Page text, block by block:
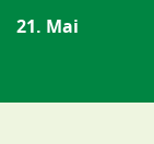
21. Mai